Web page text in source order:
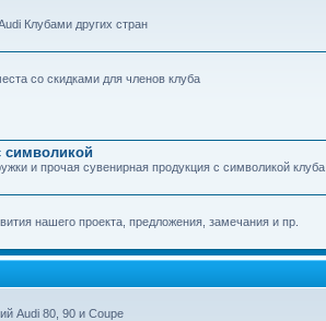
Клубами других стран
со скидками для членов клуба
символикой
и прочая сувенирная продукция с символикой клуба
нашего проекта, предложения, замечания и пр.
Audi 80, 90 и Coupe